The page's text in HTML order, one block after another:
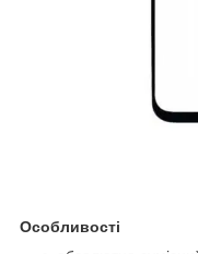
Особливості